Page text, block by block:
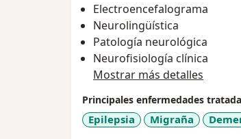
Electroencefalograma
Neurolingüística
Patología neurológica
Neurofisiología clínica
Mostrar más detalles
Principales enfermedades
Epilepsia Migraña